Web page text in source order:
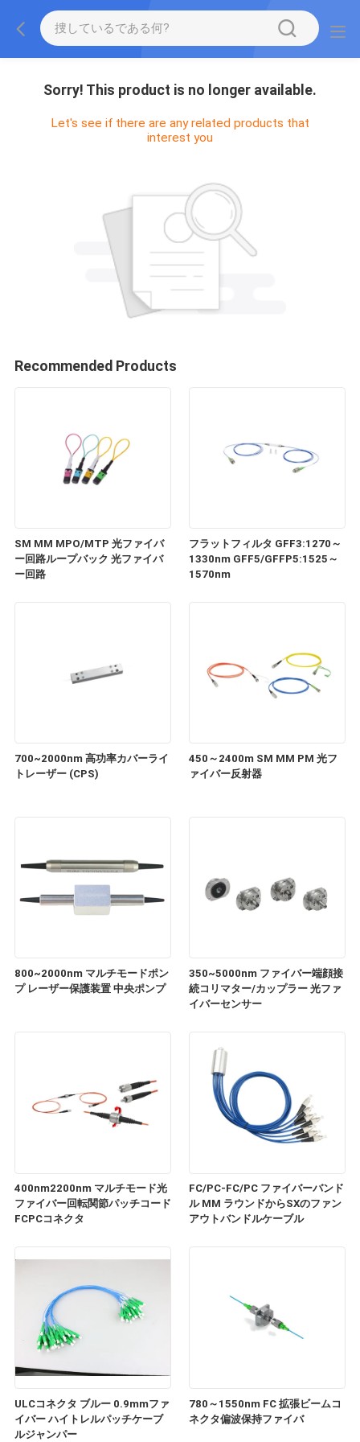
Sorry! This product is no longer available.
Let's see if there are any related products that
interest you
Recommended Products
SM MM MPO/MTP 光ファイバ
ー回路ループバック 光ファイバ
ー回路
フラットフィルタ GFF3:1270～
1330nm GFF5/GFFP5:1525～
1570nm
700~2000nm 高功率カバーライ
トレーザー (CPS)
450～2400m SM MM PM 光フ
ァイバー反射器
800~2000nm マルチモードポン
プ レーザー保護装置 中央ポンプ
350~5000nm ファイバー端顔接
続コリマター/カップラー 光ファ
イバーセンサー
400nm2200nm マルチモード光
ファイバー回転関節パッチコード
FCPCコネクタ
FC/PC-FC/PC ファイバーバンド
ル MM ラウンドからSXのファン
アウトバンドルケーブル
ULCコネクタ ブルー 0.9mmファ
イバー ハイトレルパッチケーブ
ルジャンパー
780～1550nm FC 拡張ビームコ
ネクタ偏波保持ファイバ